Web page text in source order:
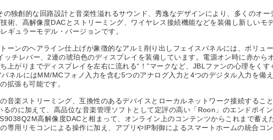
の独創的な回路設計と音楽性溢れるサウンド、秀逸なデザインにより、多くのオ
術、高解像度DACとストリーミング、ワイヤレス接続機能などを装備し新しいモ
ギュラーモデル・バージョンです。
ーンのヘアライン仕上げが象徴的なアルミ削り出しフェイスパネルには、ボリュ
ッチレバー、2連の琥珀色のディスプレイを装備しています。電源オン時に赤から
上がりまでディスプレイを左右に流れる“！”マークなど、JBLファンの心理をく
ネルにはMM/MCフォノ入力を含む5つのアナログ入力と4つのデジタル入力を備
拡張も可能です。
音楽ストリーミング、互換性のあるデバイスとローカルネットワーク接続する
のに加えて、高品位な音楽管理ソフトとして定評の高い「Roon」のエンドポイ
高解像度DACと相まって、オンライン上のコンテンツからこれまで蓄え
専用リモコンによる操作に加え、アプリやIP制御によるスマートホームの統合コ